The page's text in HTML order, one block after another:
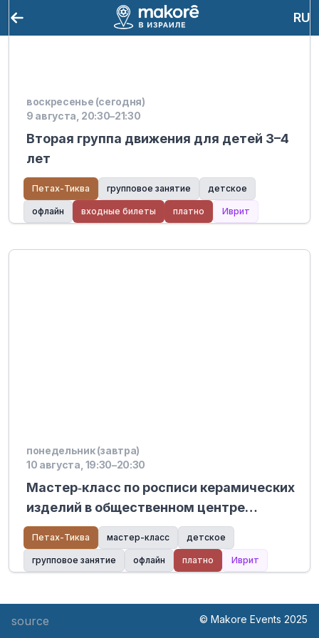
RU
воскресенье (сегодня)
9 августа, 20:30–21:30
Вторая группа движения для детей 3–4
лет
Петах-Тиква групповое занятие детское
офлайн входные билеты платно Иврит
понедельник (завтра)
10 августа, 19:30–20:30
Мастер‑класс по росписи керамических
изделий в общественном центре
«Неве‑Оз»
Петах-Тиква мастер-класс детское
групповое занятие офлайн платно Иврит
source © Makore Events 2025